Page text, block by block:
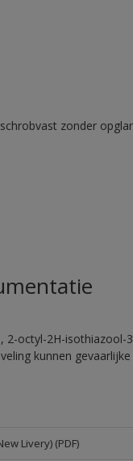
zonder
2-octyl-2H-
kunnen
Livery) (PDF)